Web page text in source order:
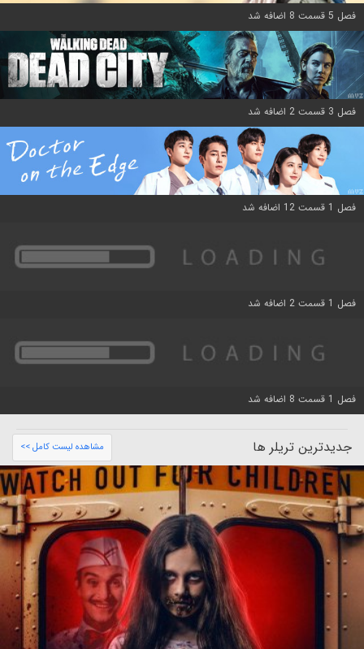
فصل 5 قسمت 8 اضافه شد
فصل 3 قسمت 2 اضافه شد
فصل 1 قسمت 12 اضافه شد
فصل 1 قسمت 2 اضافه شد
فصل 1 قسمت 8 اضافه شد
جدیدترین تریلر ها مشاهده لیست کامل >>